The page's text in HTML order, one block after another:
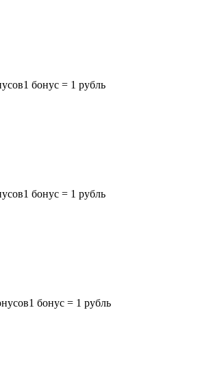
1 бонус = 1 рубль
1 бонус = 1 рубль
1 бонус = 1 рубль